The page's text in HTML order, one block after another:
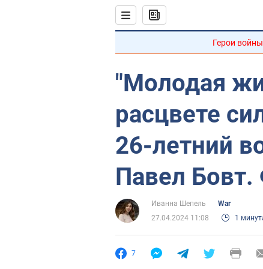
Герои войны
"Молодая
расцвете
26-летний
Павел Бовт.
Иванна Шепель
War
27.04.2024 11:08
1
7